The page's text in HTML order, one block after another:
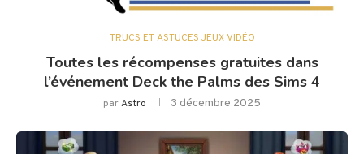
TRUCS ET ASTUCES JEUX VIDÉO
Toutes les récompenses gratuites dans
l’événement Deck the Palms des Sims 4
parAstro 3 décembre 2025